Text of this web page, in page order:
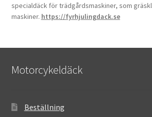
specialdäck för trädgårdsmaskiner, som
maskiner. https://fyrhjulingdack.se
Motorcykeldäck
Beställning